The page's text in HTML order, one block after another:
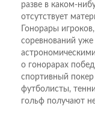
разве в каком-
отсутствует
Гонорары
соревнований
о гонорарах
спортивный
футболисты,
гольф получают